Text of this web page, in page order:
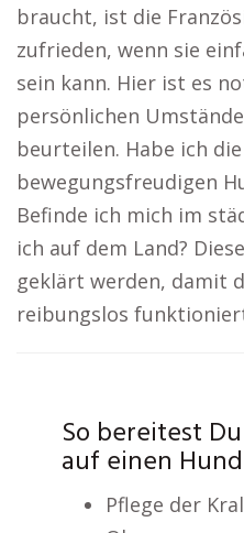
braucht, ist die
zufrieden, wenn sie
sein kann. Hier ist es
persönlichen
beurteilen. Habe ich
bewegungsfreudigen
Befinde ich mich im
ich auf dem Land?
geklärt werden, damit
reibungslos
So bereitest
auf einen
Pflege der